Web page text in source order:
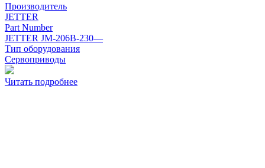
Производитель
JETTER
Part Number
JETTER JM-206B-230—
Тип оборудования
Сервоприводы
Читать подробнее